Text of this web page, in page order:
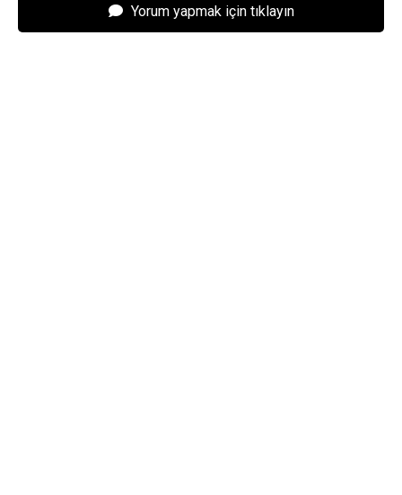
Yorum yapmak için tıklayın